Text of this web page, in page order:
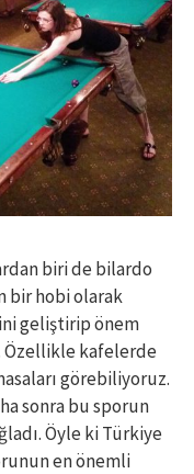
biri de bilardo
bir hobi olarak
geliştirip önem
Özellikle kafelerde
görebiliyoruz.
sonra bu sporun
Öyle ki Türkiye
en önemli